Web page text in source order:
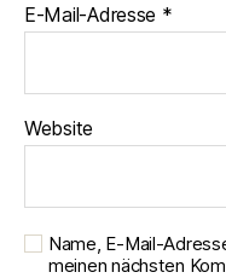
E-Mail-Adresse *
Website
Name, E-Mail-
meinen nächsten